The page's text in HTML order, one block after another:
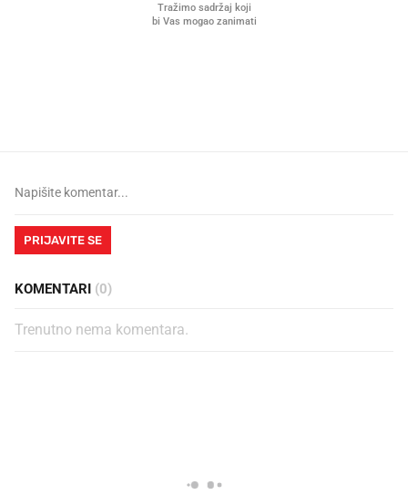
PRIJAVITE SE
KOMENTARI (0)
Trenutno nema komentara.